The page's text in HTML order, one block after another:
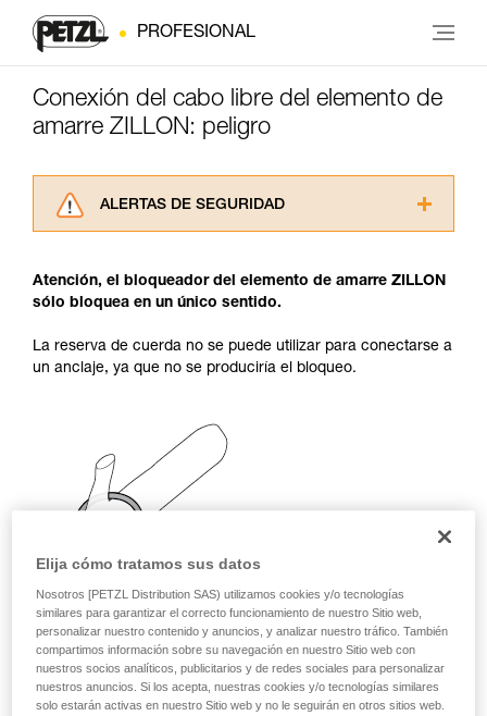
PROFESIONAL
Conexión del cabo libre del elemento de
amarre ZILLON: peligro
ALERTAS DE SEGURIDAD
consultarlo. Usted debe comprender la
información de la ficha técnica para poder
Dominar estas técnicas requiere una formación
y un entrenamiento específico. Confirme a
seguridad, antes de ejecutarlas de forma
autónoma.
Damos ejemplos de técnicas relacionadas con
su actividad. Pueden existir otras que no
Atención, el bloqueador del elemento de amarre ZILLON
sólo bloquea en un único sentido.
La reserva de cuerda no se puede utilizar para conectarse a
un anclaje, ya que no se produciría el bloqueo.
Elija cómo tratamos sus datos
Nosotros [PETZL Distribution SAS) utilizamos cookies y/o tecnologías
similares para garantizar el correcto funcionamiento de nuestro Sitio web,
personalizar nuestro contenido y anuncios, y analizar nuestro tráfico. También
compartimos información sobre su navegación en nuestro Sitio web con
nuestros socios analíticos, publicitarios y de redes sociales para personalizar
nuestros anuncios. Si los acepta, nuestras cookies y/o tecnologías similares
solo estarán activas en nuestro Sitio web y no le seguirán en otros sitios web.